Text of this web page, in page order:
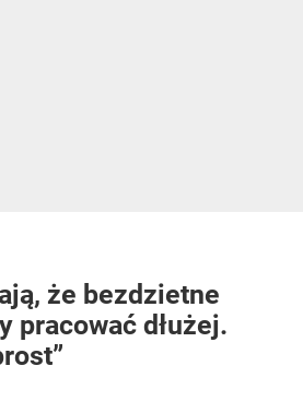
że bezdzietne
pracować dłużej.